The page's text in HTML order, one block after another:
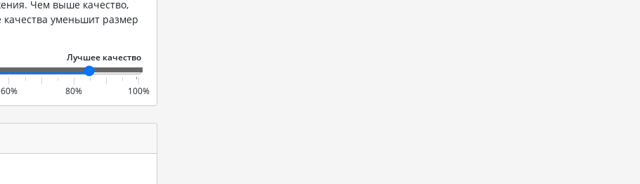
Чем выше качество,
уменьшит размер
60% 80% 100%